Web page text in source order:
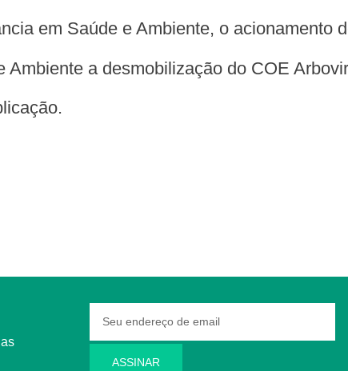
em Saúde e Ambiente, o acionamento
Ambiente a desmobilização do COE
ASSINAR